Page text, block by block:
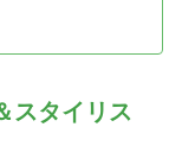
スタイリス